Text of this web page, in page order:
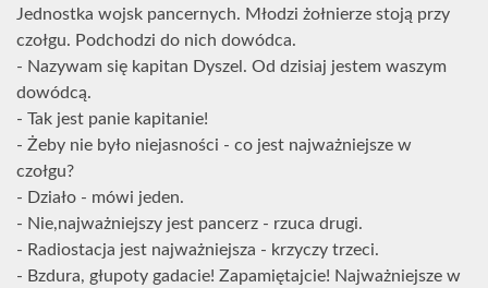
Jednostka wojsk pancernych. Młodzi żołnierze stoją przy
czołgu. Podchodzi do nich dowódca.
- Nazywam się kapitan Dyszel. Od dzisiaj jestem waszym
dowódcą.
- Tak jest panie kapitanie!
- Żeby nie było niejasności - co jest najważniejsze w
czołgu?
- Działo - mówi jeden.
- Nie,najważniejszy jest pancerz - rzuca drugi.
- Radiostacja jest najważniejsza - krzyczy trzeci.
- Bzdura, głupoty gadacie! Zapamiętajcie! Najważniejsze w